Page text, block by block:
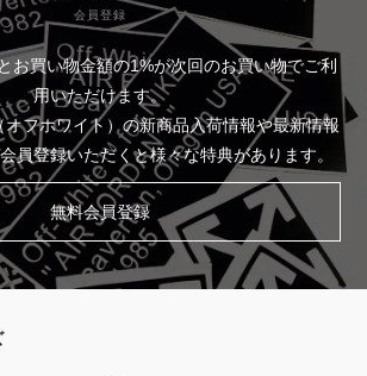
会員登録
お買い物金額の1%が次回のお買い物でご利
用いただけます。
フホワイト）の新商品入荷情報や最新情報
員登録いただくと様々な特典があります。
無料会員登録